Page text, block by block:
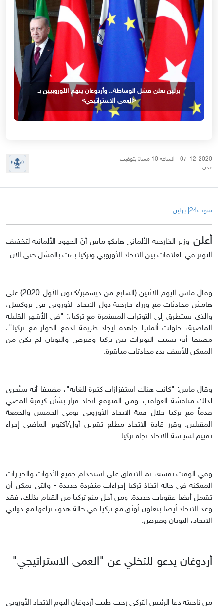
برلين تعلن فشل الوساطة.. وأردوغان يتهم الأوروبيين بـ
«العمى الاستراتيجي»
07-12-2020 الساعة 10 مساءً بتوقيت
عدن
سوث24| برلين
أعلن وزير الخارجية الألماني هايكو ماس أنّ الجهود الألمانية لتخفيف
التوتر في العلاقات بين الاتحاد الأوروبي وتركيا باءت بالفشل حتى الآن.
وقال ماس اليوم الاثنين (السابع من ديسمبر/كانون الأول 2020) على
هامش محادثات مع وزراء خارجية دول الاتحاد الأوروبي في بروكسل،
والذي سيتطرق إلى التوترات المستمرة مع تركيا،: "في الأشهر القليلة
الماضية، حاولت ألمانيا جاهدة إيجاد طريقة لدفع الحوار مع تركيا"،
مضيفا أنه بسبب التوترات بين تركيا وقبرص واليونان لم يكن من
الممكن للأسف بدء محادثات مباشرة.
وقال ماس: "كانت هناك استفزازات كثيرة للغاية"، مضيفا أنه سيُجرى
لذلك مناقشة العواقب. ومن المتوقع اتخاذ قرار بشأن كيفية المضي
قدماً مع تركيا خلال قمة الاتحاد الأوروبي يومي الخميس والجمعة
المقبلين. وقرر قادة الاتحاد مطلع تشرين أول/أكتوبر الماضي إجراء
تقييم لسياسة الاتحاد تجاه تركيا.
وفي الوقت نفسه، تم الاتفاق على استخدام جميع الأدوات والخيارات
الممكنة في حالة اتخاذ تركيا إجراءات منفردة جديدة - والتي يمكن أن
تشمل أيضا عقوبات جديدة. ومن أجل منع تركيا من القيام بذلك، فقد
وعد الاتحاد أيضا بتعاون أوثق مع تركيا في حالة هدوء نزاعها مع دولتي
الاتحاد، اليونان وقبرص.
أردوغان يدعو للتخلي عن "العمى الاستراتيجي"
من ناحيته دعا الرئيس التركي رجب طيب أردوغان اليوم الاتحاد الأوروبي